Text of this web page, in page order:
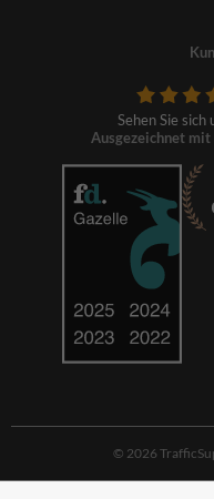
Sehen Sie sich
Ausgezeichnet mit
© 2026